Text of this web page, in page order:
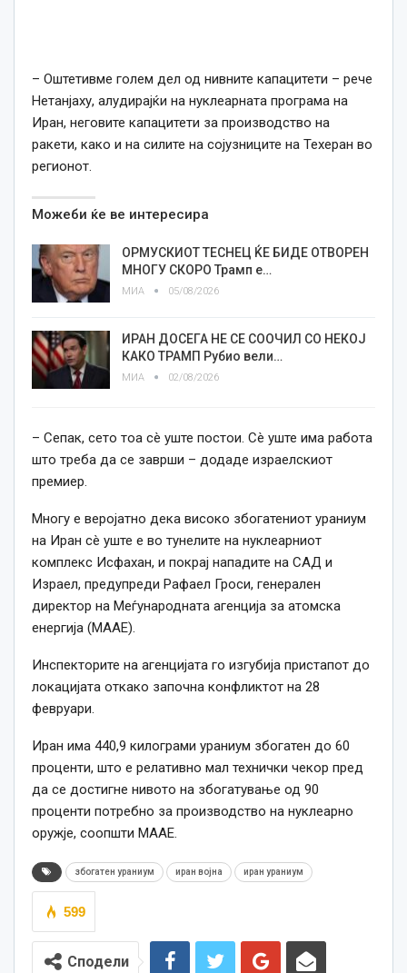
– Оштетивме голем дел од нивните капацитети – рече
Нетанјаху, алудирајќи на нуклеарната програма на
Иран, неговите капацитети за производство на
ракети, како и на силите на сојузниците на Техеран во
регионот.
Можеби ќе ве интересира
ОРМУСКИОТ ТЕСНЕЦ ЌЕ БИДЕ ОТВОРЕН
МНОГУ СКОРО Трамп е…
МИА 05/08/2026
ИРАН ДОСЕГА НЕ СЕ СООЧИЛ СО НЕКОЈ
КАКО ТРАМП Рубио вели…
МИА 02/08/2026
– Сепак, сето тоа сè уште постои. Сè уште има работа
што треба да се заврши – додаде израелскиот
премиер.
Многу е веројатно дека високо збогатениот ураниум
на Иран сè уште е во тунелите на нуклеарниот
комплекс Исфахан, и покрај нападите на САД и
Израел, предупреди Рафаел Гроси, генерален
директор на Меѓународната агенција за атомска
енергија (МААЕ).
Инспекторите на агенцијата го изгубија пристапот до
локацијата откако започна конфликтот на 28
февруари.
Иран има 440,9 килограми ураниум збогатен до 60
проценти, што е релативно мал технички чекор пред
да се достигне нивото на збогатување од 90
проценти потребно за производство на нуклеарно
оружје, соопшти МААЕ.
збогатен ураниум иран војна иран ураниум
599
Сподели